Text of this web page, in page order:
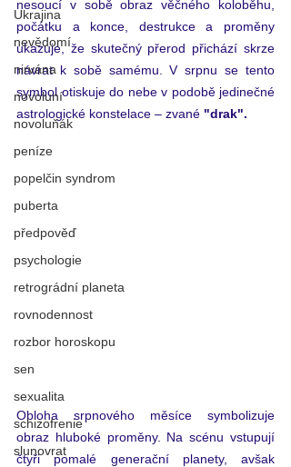
Ukrajina
nevědomí
nirvána
novoluní
novoluňák
peníze
popelčin syndrom
puberta
předpověď
psychologie
retrográdní planeta
rovnodennost
rozbor horoskopu
sen
sexualita
schizofrenie
slunovrat
nesoucí v sobě obraz věčného koloběhu,
počátku a konce, destrukce a proměny
ukazuje, že skutečný přerod přichází skrze
návrat k sobě samému. V srpnu se tento
symbol otiskuje do nebe v podobě jedinečné
astrologické konstelace – zvané "drak".
Obloha srpnového měsíce symbolizuje
obraz hluboké proměny. Na scénu vstupují
čtyři pomalé generační planety, avšak